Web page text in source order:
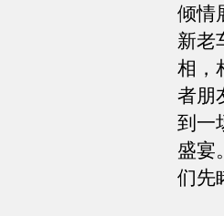
倾情
新老
相，
者朋
到一
盛宴
们先